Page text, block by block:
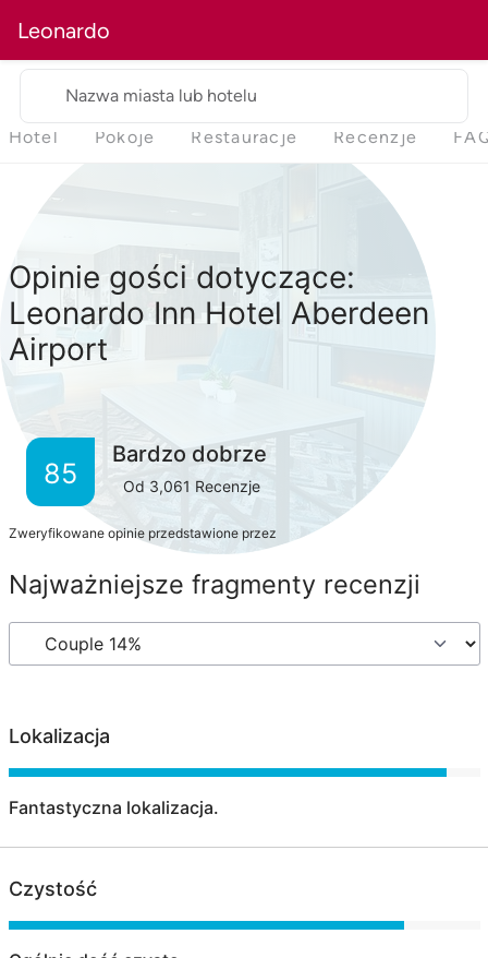
Leonardo
Nazwa miasta lub hotelu
Hotel Pokoje Restauracje Recenzje
Opinie gości dotyczące:
Leonardo Inn Hotel Aberdeen
Airport
85
Bardzo dobrze
Od 3,061 Recenzje
Zweryfikowane opinie przedstawione przez
Najważniejsze fragmenty recenzji
Lokalizacja
Fantastyczna lokalizacja.
Czystość